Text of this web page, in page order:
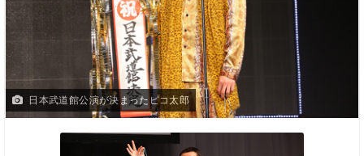
日本武道館公演が決まったピコ太郎